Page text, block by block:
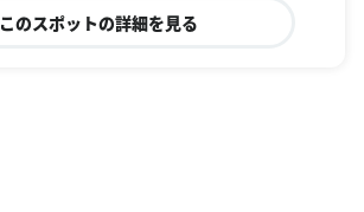
このスポットの詳細を見る